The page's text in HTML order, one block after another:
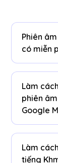
Phiên
có miễn
Làm
phiên
Google
ngôn
Làm
tiếng